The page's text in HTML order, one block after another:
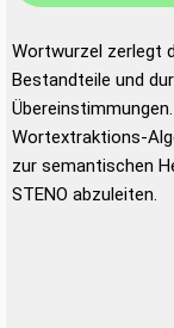
Wortwurzel zerlegt
Bestandteile und
Wortextraktions-
zur semantischen
STENO abzuleiten.